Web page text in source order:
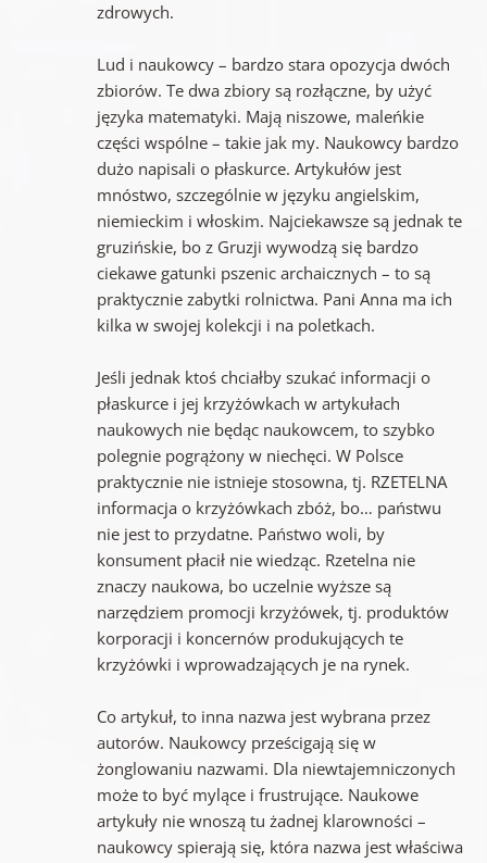
zdrowych.
Lud i naukowcy – bardzo stara opozycja dwóch
zbiorów. Te dwa zbiory są rozłączne, by użyć
języka matematyki. Mają niszowe, maleńkie
części wspólne – takie jak my. Naukowcy bardzo
dużo napisali o płaskurce. Artykułów jest
mnóstwo, szczególnie w języku angielskim,
niemieckim i włoskim. Najciekawsze są jednak te
gruzińskie, bo z Gruzji wywodzą się bardzo
ciekawe gatunki pszenic archaicznych – to są
praktycznie zabytki rolnictwa. Pani Anna ma ich
kilka w swojej kolekcji i na poletkach.
Jeśli jednak ktoś chciałby szukać informacji o
płaskurce i jej krzyżówkach w artykułach
naukowych nie będąc naukowcem, to szybko
polegnie pogrążony w niechęci. W Polsce
praktycznie nie istnieje stosowna, tj. RZETELNA
informacja o krzyżówkach zbóż, bo… państwu
nie jest to przydatne. Państwo woli, by
konsument płacił nie wiedząc. Rzetelna nie
znaczy naukowa, bo uczelnie wyższe są
narzędziem promocji krzyżówek, tj. produktów
korporacji i koncernów produkujących te
krzyżówki i wprowadzających je na rynek.
Co artykuł, to inna nazwa jest wybrana przez
autorów. Naukowcy prześcigają się w
żonglowaniu nazwami. Dla niewtajemniczonych
może to być mylące i frustrujące. Naukowe
artykuły nie wnoszą tu żadnej klarowności –
naukowcy spierają się, która nazwa jest właściwa